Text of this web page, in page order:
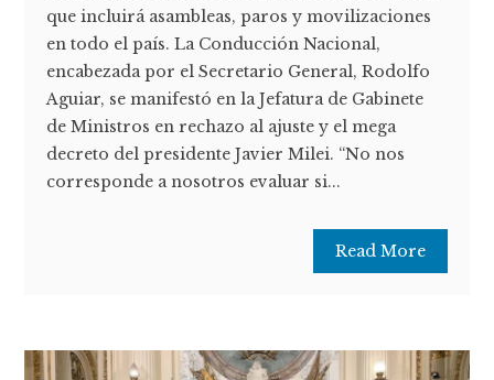
que incluirá asambleas, paros y movilizaciones
en todo el país. La Conducción Nacional,
encabezada por el Secretario General, Rodolfo
Aguiar, se manifestó en la Jefatura de Gabinete
de Ministros en rechazo al ajuste y el mega
decreto del presidente Javier Milei. “No nos
corresponde a nosotros evaluar si...
Read More